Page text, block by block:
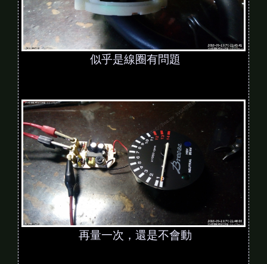
似乎是線圈有問題
再量一次，還是不會動